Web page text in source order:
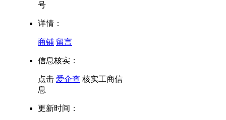
号
详情：
商铺 留言
信息核实：
点击 爱企查 核实工商信
息
更新时间：